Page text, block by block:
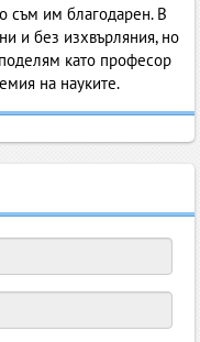
съм им благодарен. В
и без изхвърляния, но
като професор
на науките.